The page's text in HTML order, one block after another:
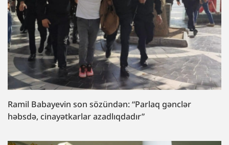
Ramil Babayevin son sözündən: “Parlaq gənclər
həbsdə, cinayətkarlar azadlıqdadır”